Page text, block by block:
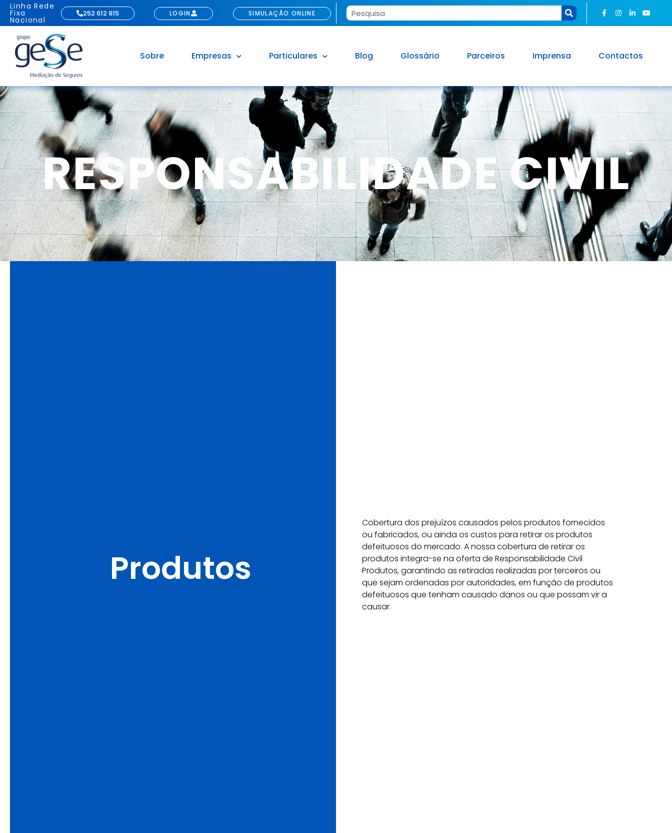
Linha Rede
Fixa
Nacional
252 612 815 LOGIN SIMULAÇÃO ONLINE
Sobre Empresas Particulares Blog Glossário Parceiros Imprensa Contactos
RESPONSABILIDADE CIVIL
Produtos
Cobertura dos prejuízos causados pelos produtos fornecidos
ou fabricados, ou ainda os custos para retirar os produtos
defeituosos do mercado. A nossa cobertura de retirar os
produtos integra-se na oferta de Responsabilidade Civil
Produtos, garantindo as retiradas realizadas por terceiros ou
que sejam ordenadas por autoridades, em função de produtos
defeituosos que tenham causado danos ou que possam vir a
causar.